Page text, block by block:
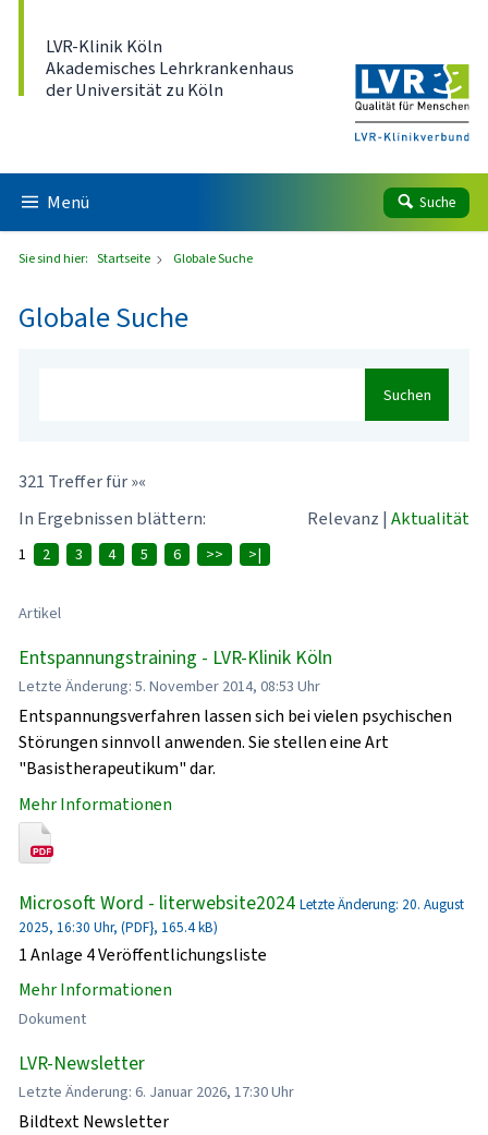
LVR-Klinik Köln
Akademisches Lehrkrankenhaus
der Universität zu Köln
Menü Suche
Sie sind hier: Startseite Globale Suche
Globale Suche
Suchen
321 Treffer für »«
In Ergebnissen blättern:
Relevanz | Aktualität
1 2 3 4 5 6 >> >|
Artikel
Entspannungstraining - LVR-Klinik Köln
Letzte Änderung: 5. November 2014, 08:53 Uhr
Entspannungsverfahren lassen sich bei vielen psychischen
Störungen sinnvoll anwenden. Sie stellen eine Art
"Basistherapeutikum" dar.
Mehr Informationen
Microsoft Word - literwebsite2024 Letzte Änderung: 20. August
2025, 16:30 Uhr, (PDF}, 165.4 kB)
1 Anlage 4 Veröffentlichungsliste
Mehr Informationen
Dokument
LVR-Newsletter
Letzte Änderung: 6. Januar 2026, 17:30 Uhr
Bildtext Newsletter